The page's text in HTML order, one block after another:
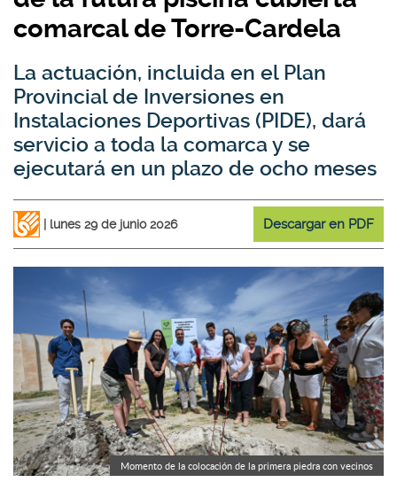
comarcal de Torre-Cardela
La actuación, incluida en el Plan
Provincial de Inversiones en
Instalaciones Deportivas (PIDE), dará
servicio a toda la comarca y se
ejecutará en un plazo de ocho meses
lunes 29 de junio 2026 Descargar en PDF
Momento de la colocación de la primera piedra con vecinos